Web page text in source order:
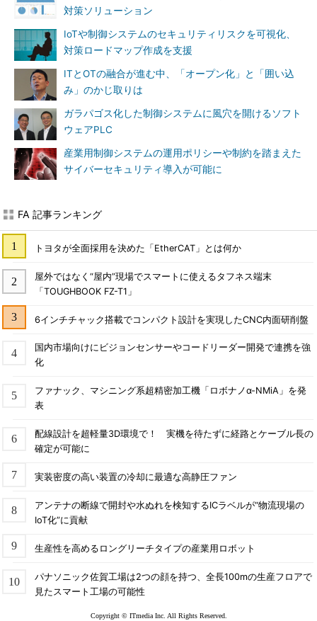
対策ソリューション
IoTや制御システムのセキュリティリスクを可視化、
対策ロードマップ作成を支援
ITとOTの融合が進む中、「オープン化」と「囲い込
み」のかじ取りは
ガラパゴス化した制御システムに風穴を開けるソフト
ウェアPLC
産業用制御システムの運用ポリシーや制約を踏まえた
サイバーセキュリティ導入が可能に
FA 記事ランキング
トヨタが全面採用を決めた「EtherCAT」とは何か
屋外ではなく“屋内”現場でスマートに使えるタフネス端末
「TOUGHBOOK FZ-T1」
6インチチャック搭載でコンパクト設計を実現したCNC内面研削盤
国内市場向けにビジョンセンサーやコードリーダー開発で連携を強
化
ファナック、マシニング系超精密加工機「ロボナノα-NMiA」を発
表
配線設計を超軽量3D環境で！ 実機を待たずに経路とケーブル長の
確定が可能に
実装密度の高い装置の冷却に最適な高静圧ファン
アンテナの断線で開封や水ぬれを検知するICラベルが“物流現場の
IoT化”に貢献
生産性を高めるロングリーチタイプの産業用ロボット
パナソニック佐賀工場は2つの顔を持つ、全長100mの生産フロアで
見たスマート工場の可能性
Copyright © ITmedia Inc. All Rights Reserved.